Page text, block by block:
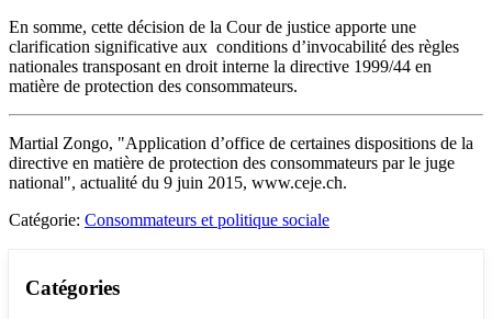
En somme, cette décision de la Cour de justice apporte une
clarification significative aux conditions d’invocabilité des règles
nationales transposant en droit interne la directive 1999/44 en
matière de protection des consommateurs.
Martial Zongo, "Application d’office de certaines dispositions de la
directive en matière de protection des consommateurs par le juge
national", actualité du 9 juin 2015, www.ceje.ch.
Catégorie: Consommateurs et politique sociale
Catégories